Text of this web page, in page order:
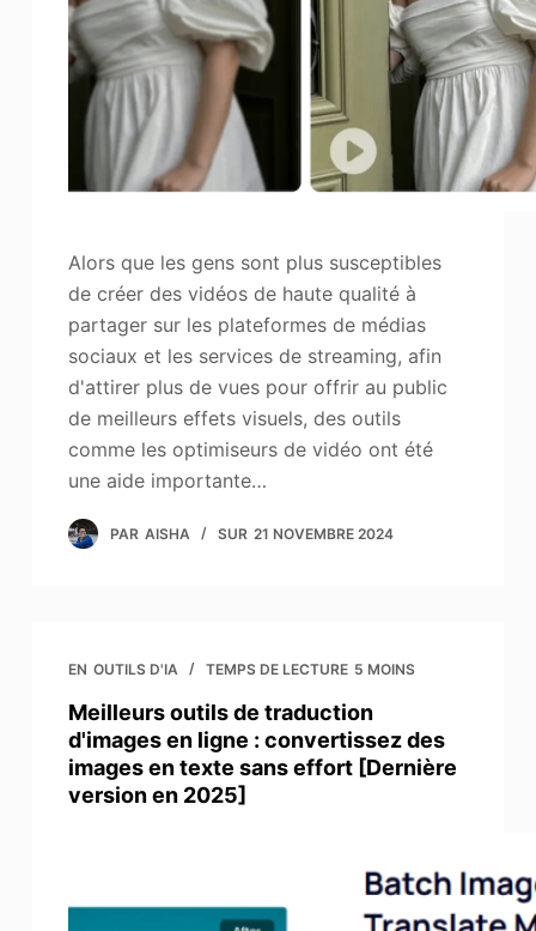
Améliorateur de photos
Image Recopyright
Alors que les gens sont plus susceptibles
de créer des vidéos de haute qualité à
partager sur les plateformes de médias
sociaux et les services de streaming, afin
d'attirer plus de vues pour offrir au public
de meilleurs effets visuels, des outils
comme les optimiseurs de vidéo ont été
une aide importante…
PAR AISHA SUR 21 NOVEMBRE 2024
EN OUTILS D'IA TEMPS DE LECTURE 5 MOINS
Meilleurs outils de traduction
d'images en ligne : convertissez des
images en texte sans effort [Dernière
version en 2025]